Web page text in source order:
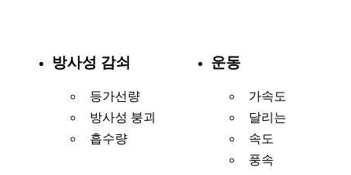
방사성 감쇠
등가선량
방사성 붕괴
흡수량
운동
가속도
달리는
속도
풍속